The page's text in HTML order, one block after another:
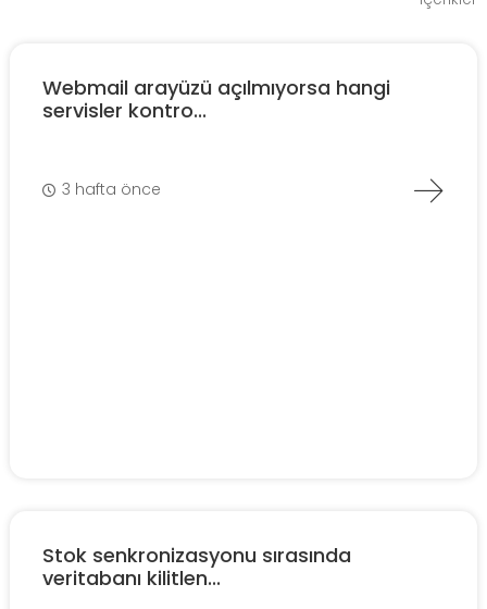
Webmail arayüzü açılmıyorsa hangi
servisler kontro...
3 hafta önce
Stok senkronizasyonu sırasında
veritabanı kilitlen...